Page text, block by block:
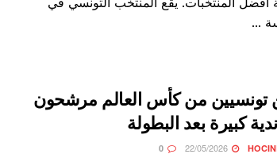
...
تونسيين من كأس العالم مرشحون
كبيرة بعد البطولة